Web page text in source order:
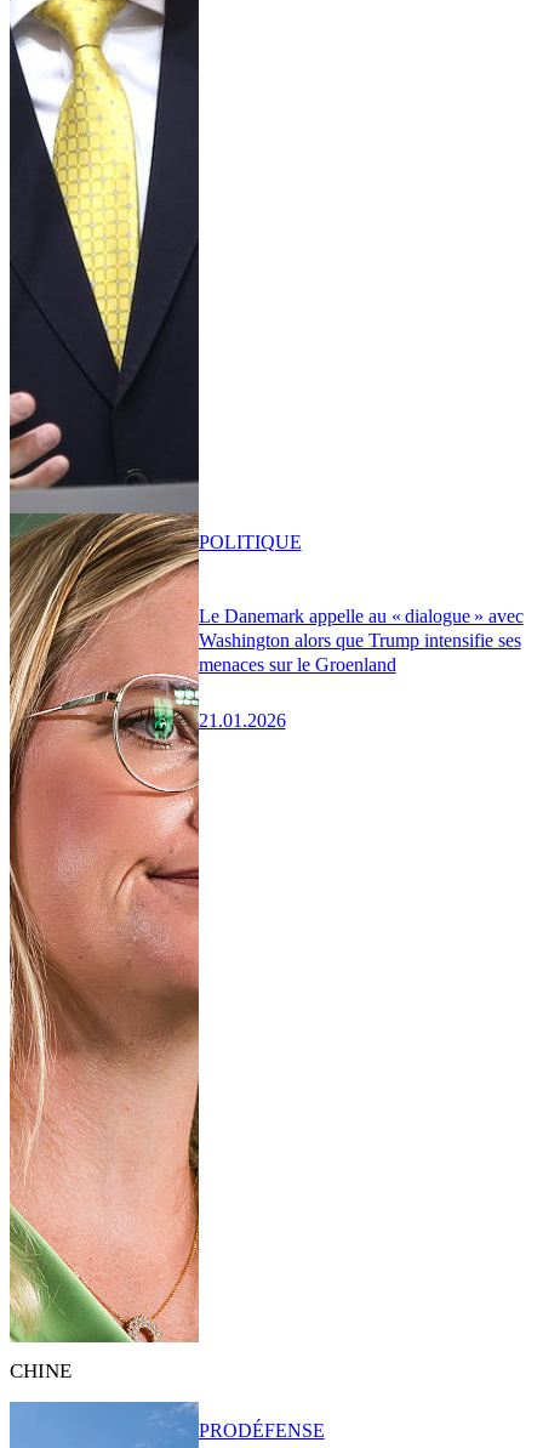
Le Danemark appelle au « dialogue » avec
Washington alors que Trump intensifie ses
menaces sur le Groenland
21.01.2026
POLITIQUE
CHINE
PRODÉFENSE